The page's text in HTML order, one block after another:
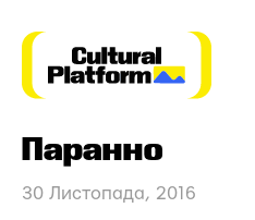
вмісту
Паранно
30 Листопада, 2016